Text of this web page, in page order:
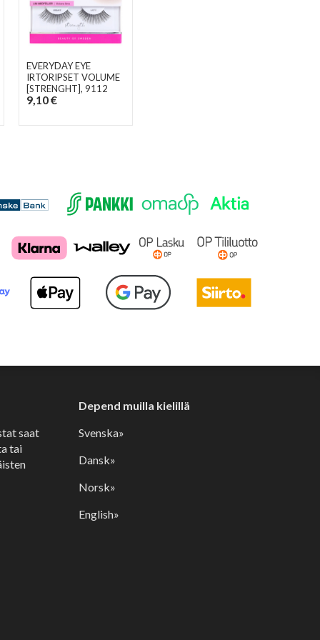
EVERYDAY EYE
IRTORIPSET VOLUME
[STRENGHT], 9112
9,10 €
saat
tai
Depend muilla kielillä
Svenska»
Dansk»
Norsk»
English»